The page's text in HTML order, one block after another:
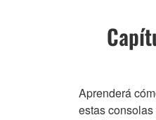
Aprenderá
estas